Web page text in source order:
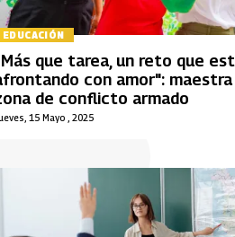
EDUCACIÓN
15 Mayo , 2025
que tarea, un reto que
con amor":
de conflicto armado